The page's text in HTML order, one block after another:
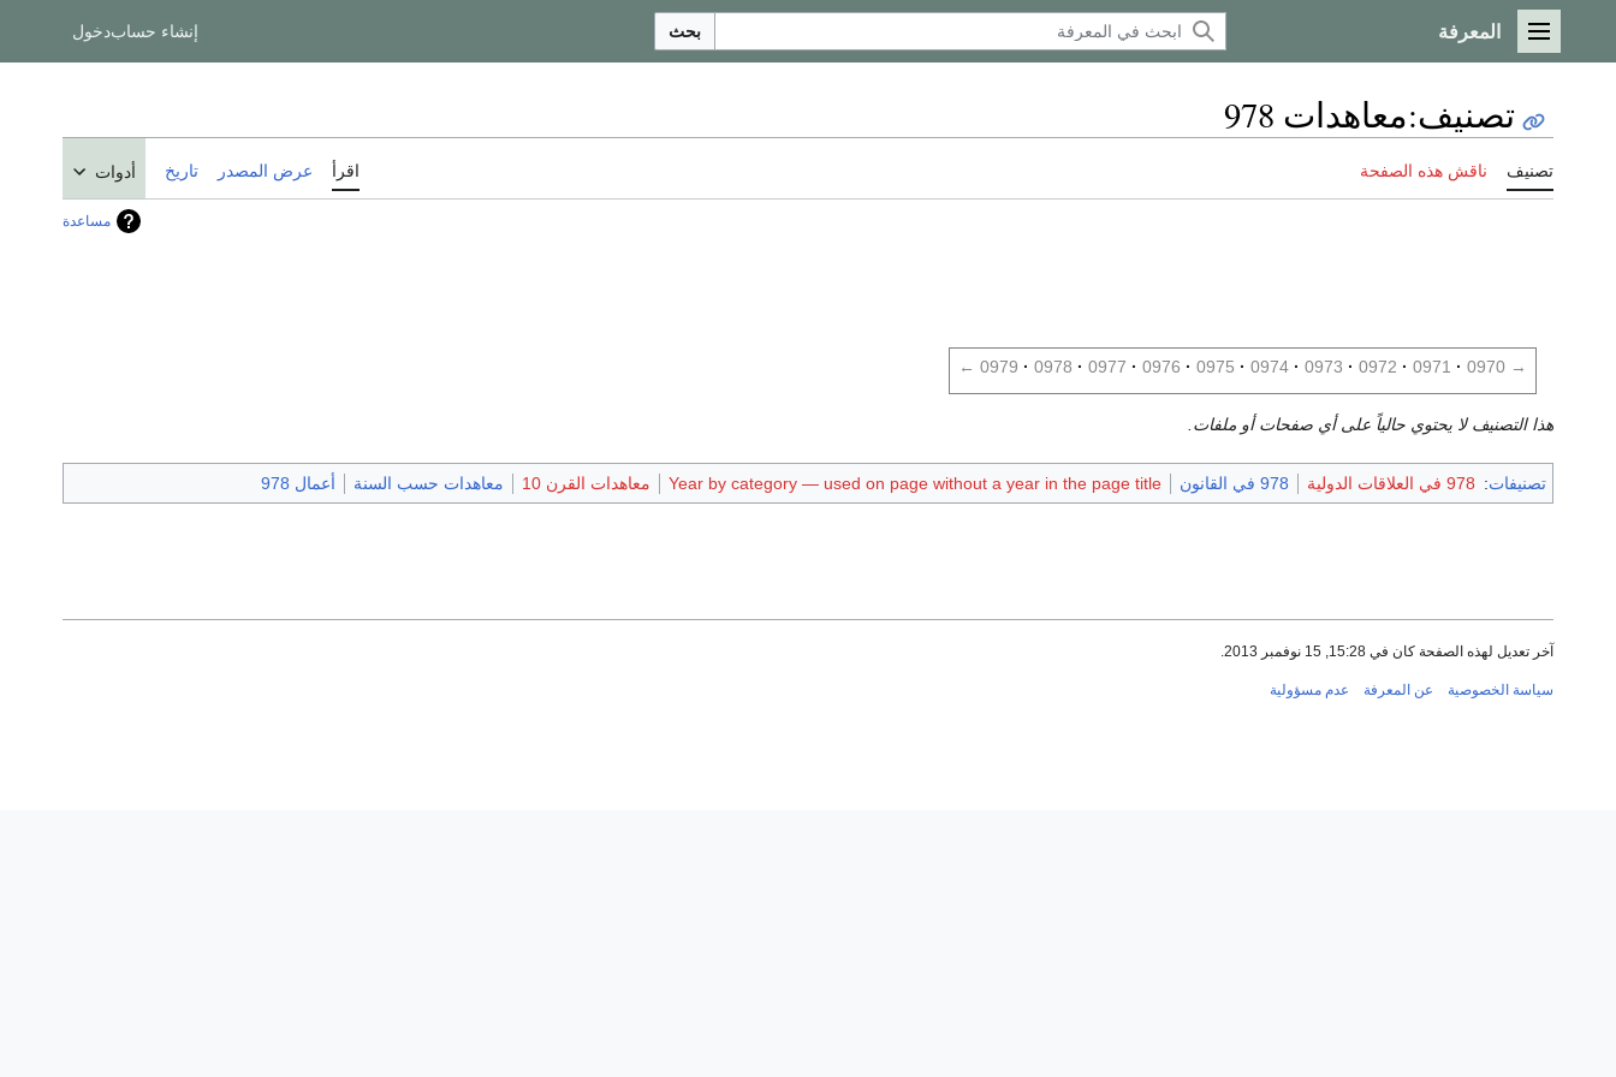
القائمة الرئيسية
المعرفة بحث إنشاء حسابدخول
تصنيف:معاهدات 978
تصنيف ناقش هذه الصفحة اقرأ عرض المصدر تاريخ أدوات
مساعدة
→
0970
0971
0972
0973
0974
0975
0976
0977
0978
0979
←
هذا التصنيف لا يحتوي حالياً على أي صفحات أو ملفات.
تصنيفات: 978 في العلاقات الدولية 978 في القانون Year by category — used on page without a year in the page title معاهدات القرن 10 معاهدات حسب السنة أعمال 978
آخر تعديل لهذه الصفحة كان في 15:28, 15 نوفمبر 2013.
سياسة الخصوصية عن المعرفة عدم مسؤولية